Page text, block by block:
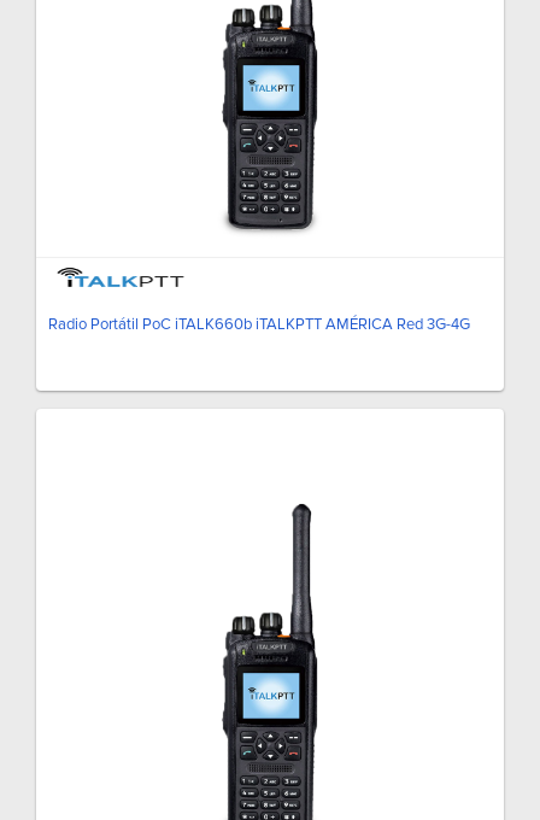
Radio Portátil PoC iTALK660b iTALKPTT AMÉRICA Red 3G-4G